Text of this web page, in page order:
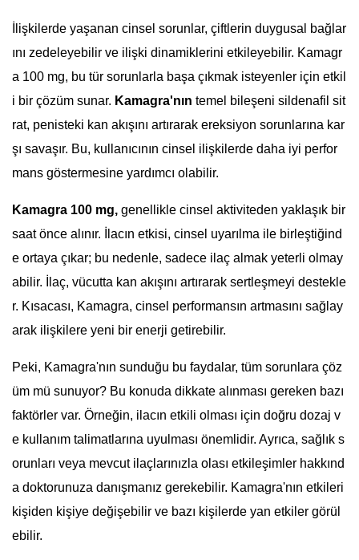
İlişkilerde yaşanan cinsel sorunlar, çiftlerin duygusal bağlar
ını zedeleyebilir ve ilişki dinamiklerini etkileyebilir. Kamagr
a 100 mg, bu tür sorunlarla başa çıkmak isteyenler için etkil
i bir çözüm sunar. Kamagra'nın temel bileşeni sildenafil sit
rat, penisteki kan akışını artırarak ereksiyon sorunlarına kar
şı savaşır. Bu, kullanıcının cinsel ilişkilerde daha iyi perfor
mans göstermesine yardımcı olabilir.
Kamagra 100 mg, genellikle cinsel aktiviteden yaklaşık bir
saat önce alınır. İlacın etkisi, cinsel uyarılma ile birleştiğind
e ortaya çıkar; bu nedenle, sadece ilaç almak yeterli olmay
abilir. İlaç, vücutta kan akışını artırarak sertleşmeyi destekle
r. Kısacası, Kamagra, cinsel performansın artmasını sağlay
arak ilişkilere yeni bir enerji getirebilir.
Peki, Kamagra'nın sunduğu bu faydalar, tüm sorunlara çöz
üm mü sunuyor? Bu konuda dikkate alınması gereken bazı
faktörler var. Örneğin, ilacın etkili olması için doğru dozaj v
e kullanım talimatlarına uyulması önemlidir. Ayrıca, sağlık s
orunları veya mevcut ilaçlarınızla olası etkileşimler hakkınd
a doktorunuza danışmanız gerekebilir. Kamagra'nın etkileri
kişiden kişiye değişebilir ve bazı kişilerde yan etkiler görül
ebilir.